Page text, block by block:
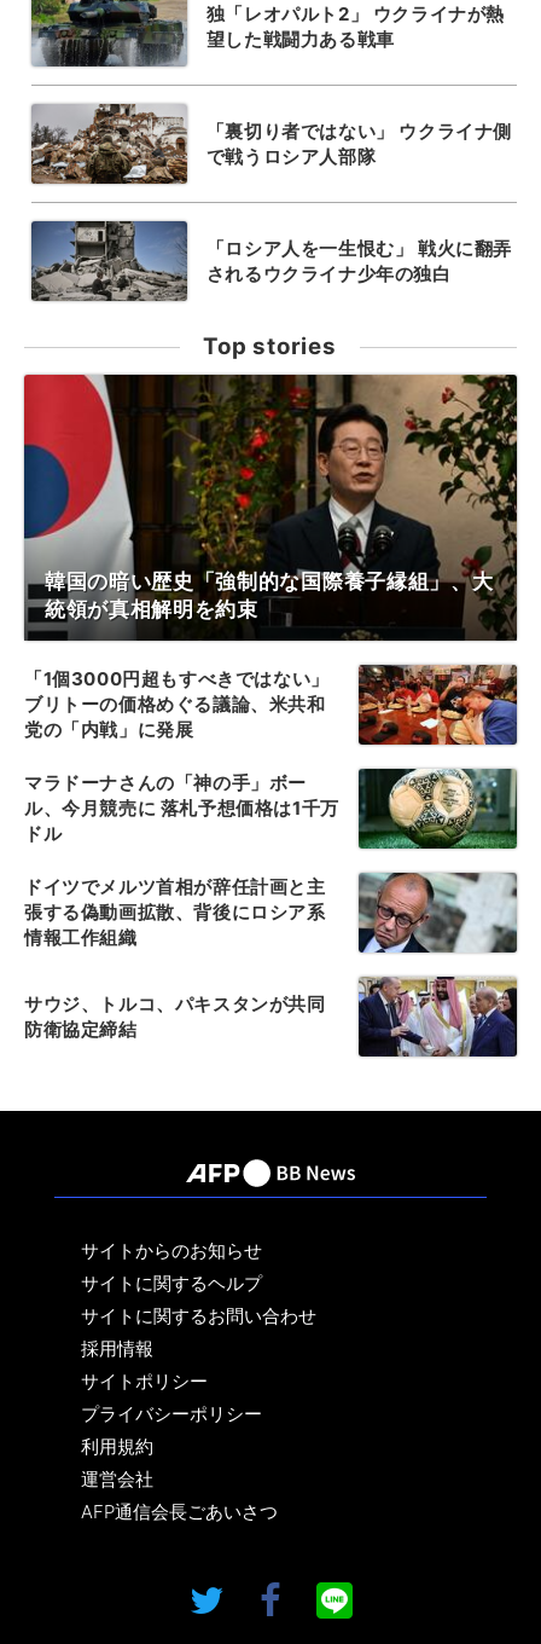
独「レオパルト2」 ウクライナが熱
望した戦闘力ある戦車
「裏切り者ではない」 ウクライナ側
で戦うロシア人部隊
「ロシア人を一生恨む」 戦火に翻弄
されるウクライナ少年の独白
Top stories
韓国の暗い歴史「強制的な国際養子縁組」、大
統領が真相解明を約束
「1個3000円超もすべきではない」
ブリトーの価格めぐる議論、米共和
党の「内戦」に発展
マラドーナさんの「神の手」ボー
ル、今月競売に 落札予想価格は1千万
ドル
ドイツでメルツ首相が辞任計画と主
張する偽動画拡散、背後にロシア系
情報工作組織
サウジ、トルコ、パキスタンが共同
防衛協定締結
サイトからのお知らせ
サイトに関するヘルプ
サイトに関するお問い合わせ
採用情報
サイトポリシー
プライバシーポリシー
利用規約
運営会社
AFP通信会長ごあいさつ